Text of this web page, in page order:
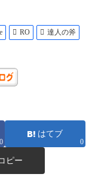
RO 達人の斧
0
はてブ
0
ピー